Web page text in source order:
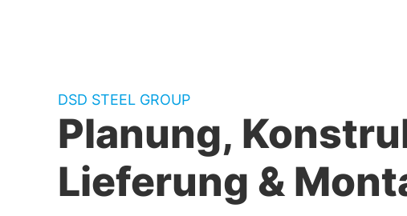
DSD STEEL GROUP
Planung,
Lieferung &